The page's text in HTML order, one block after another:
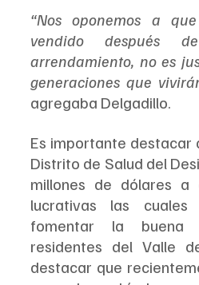
“Nos oponemos a
vendido después
arrendamiento, no es
generaciones que
agregaba Delgadillo.
Es importante destacar
Distrito de Salud del
millones de dólares a
lucrativas las
fomentar la buena
residentes del Valle
destacar que